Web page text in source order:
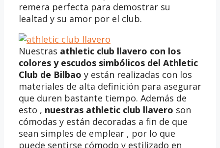
remera perfecta para demostrar su
lealtad y su amor por el club.
Nuestras athletic club llavero con los
colores y escudos simbólicos del Athletic
Club de Bilbao y están realizadas con los
materiales de alta definición para asegurar
que duren bastante tiempo. Además de
esto , nuestras athletic club llavero son
cómodas y están decoradas a fin de que
sean simples de emplear , por lo que
puede sentirse cómodo y estilizado en